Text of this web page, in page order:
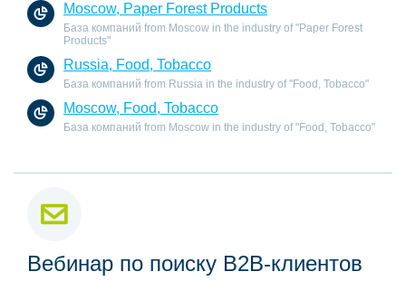
Moscow, Paper Forest Products
База компаний from Moscow in the industry of "Paper Forest
Products"
Russia, Food, Tobacco
База компаний from Russia in the industry of "Food, Tobacco"
Moscow, Food, Tobacco
База компаний from Moscow in the industry of "Food, Tobacco"
Вебинар по поиску B2B-клиентов